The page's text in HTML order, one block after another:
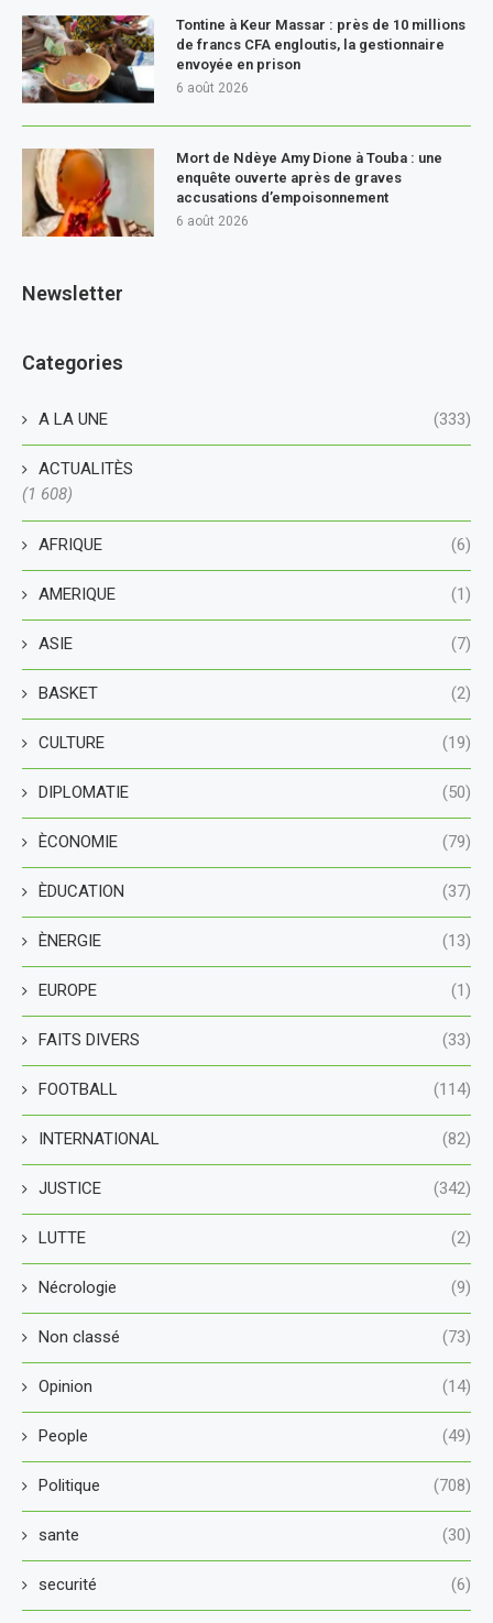
Tontine à Keur Massar : près de 10 millions
de francs CFA engloutis, la gestionnaire
envoyée en prison
6 août 2026
Mort de Ndèye Amy Dione à Touba : une
enquête ouverte après de graves
accusations d’empoisonnement
6 août 2026
Newsletter
Categories
A LA UNE (333)
ACTUALITÈS
(1 608)
AFRIQUE (6)
AMERIQUE (1)
ASIE (7)
BASKET (2)
CULTURE (19)
DIPLOMATIE (50)
ÈCONOMIE (79)
ÈDUCATION (37)
ÈNERGIE (13)
EUROPE (1)
FAITS DIVERS (33)
FOOTBALL (114)
INTERNATIONAL (82)
JUSTICE (342)
LUTTE (2)
Nécrologie (9)
Non classé (73)
Opinion (14)
People (49)
Politique (708)
sante (30)
securité (6)